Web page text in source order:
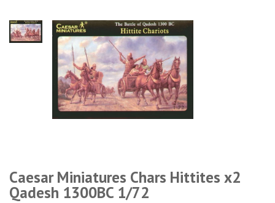
Caesar Miniatures Chars Hittites x2
Qadesh 1300BC 1/72